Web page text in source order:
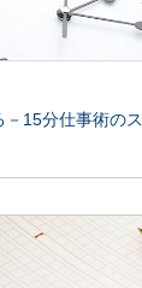
15分仕事術の